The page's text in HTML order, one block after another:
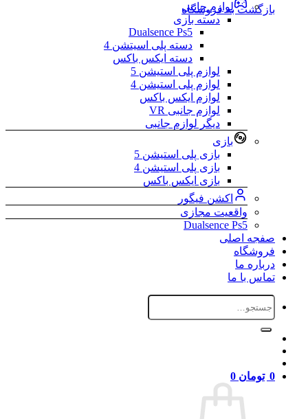
بازگشت به فروشگاه
لوازم جانبی
دسته بازی
Dualsence Ps5
دسته پلی اسیتشن 4
دسته ایکس باکس
لوازم پلی استیشن 5
لوازم پلی استیشن 4
لوازم ایکس باکس
لوازم جانبی VR
دیگر لوازم جانبی
بازی
بازی پلی استیشن 5
بازی پلی استیشن 4
بازی ایکس باکس
اکشن فیگور
واقعیت مجازی
Dualsence Ps5
صفجه اصلی
فروشگاه
درباره ما
تماس با ما
جستجو
برای:
0 تومان 0